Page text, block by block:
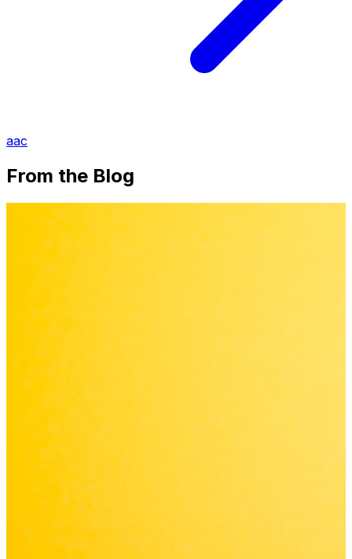
aac
From the Blog